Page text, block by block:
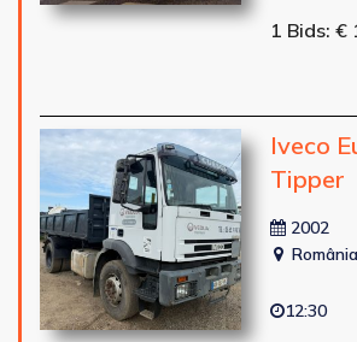
1 Bids: €
Iveco
Tipper
2002
România
12:30